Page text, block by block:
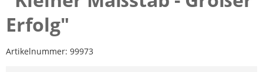
Erfolg"
Artikelnummer: 99973